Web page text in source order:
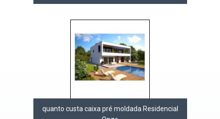
quanto custa caixa pré moldada Residencial